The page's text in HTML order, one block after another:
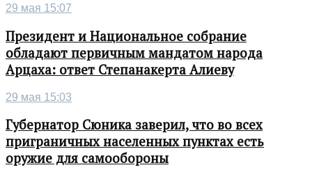
29 мая 15:07
Президент и Национальное собрание
обладают первичным мандатом народа
Арцаха: ответ Степанакерта Алиеву
29 мая 15:03
Губернатор Сюника заверил, что во всех
приграничных населенных пунктах есть
оружие для самообороны